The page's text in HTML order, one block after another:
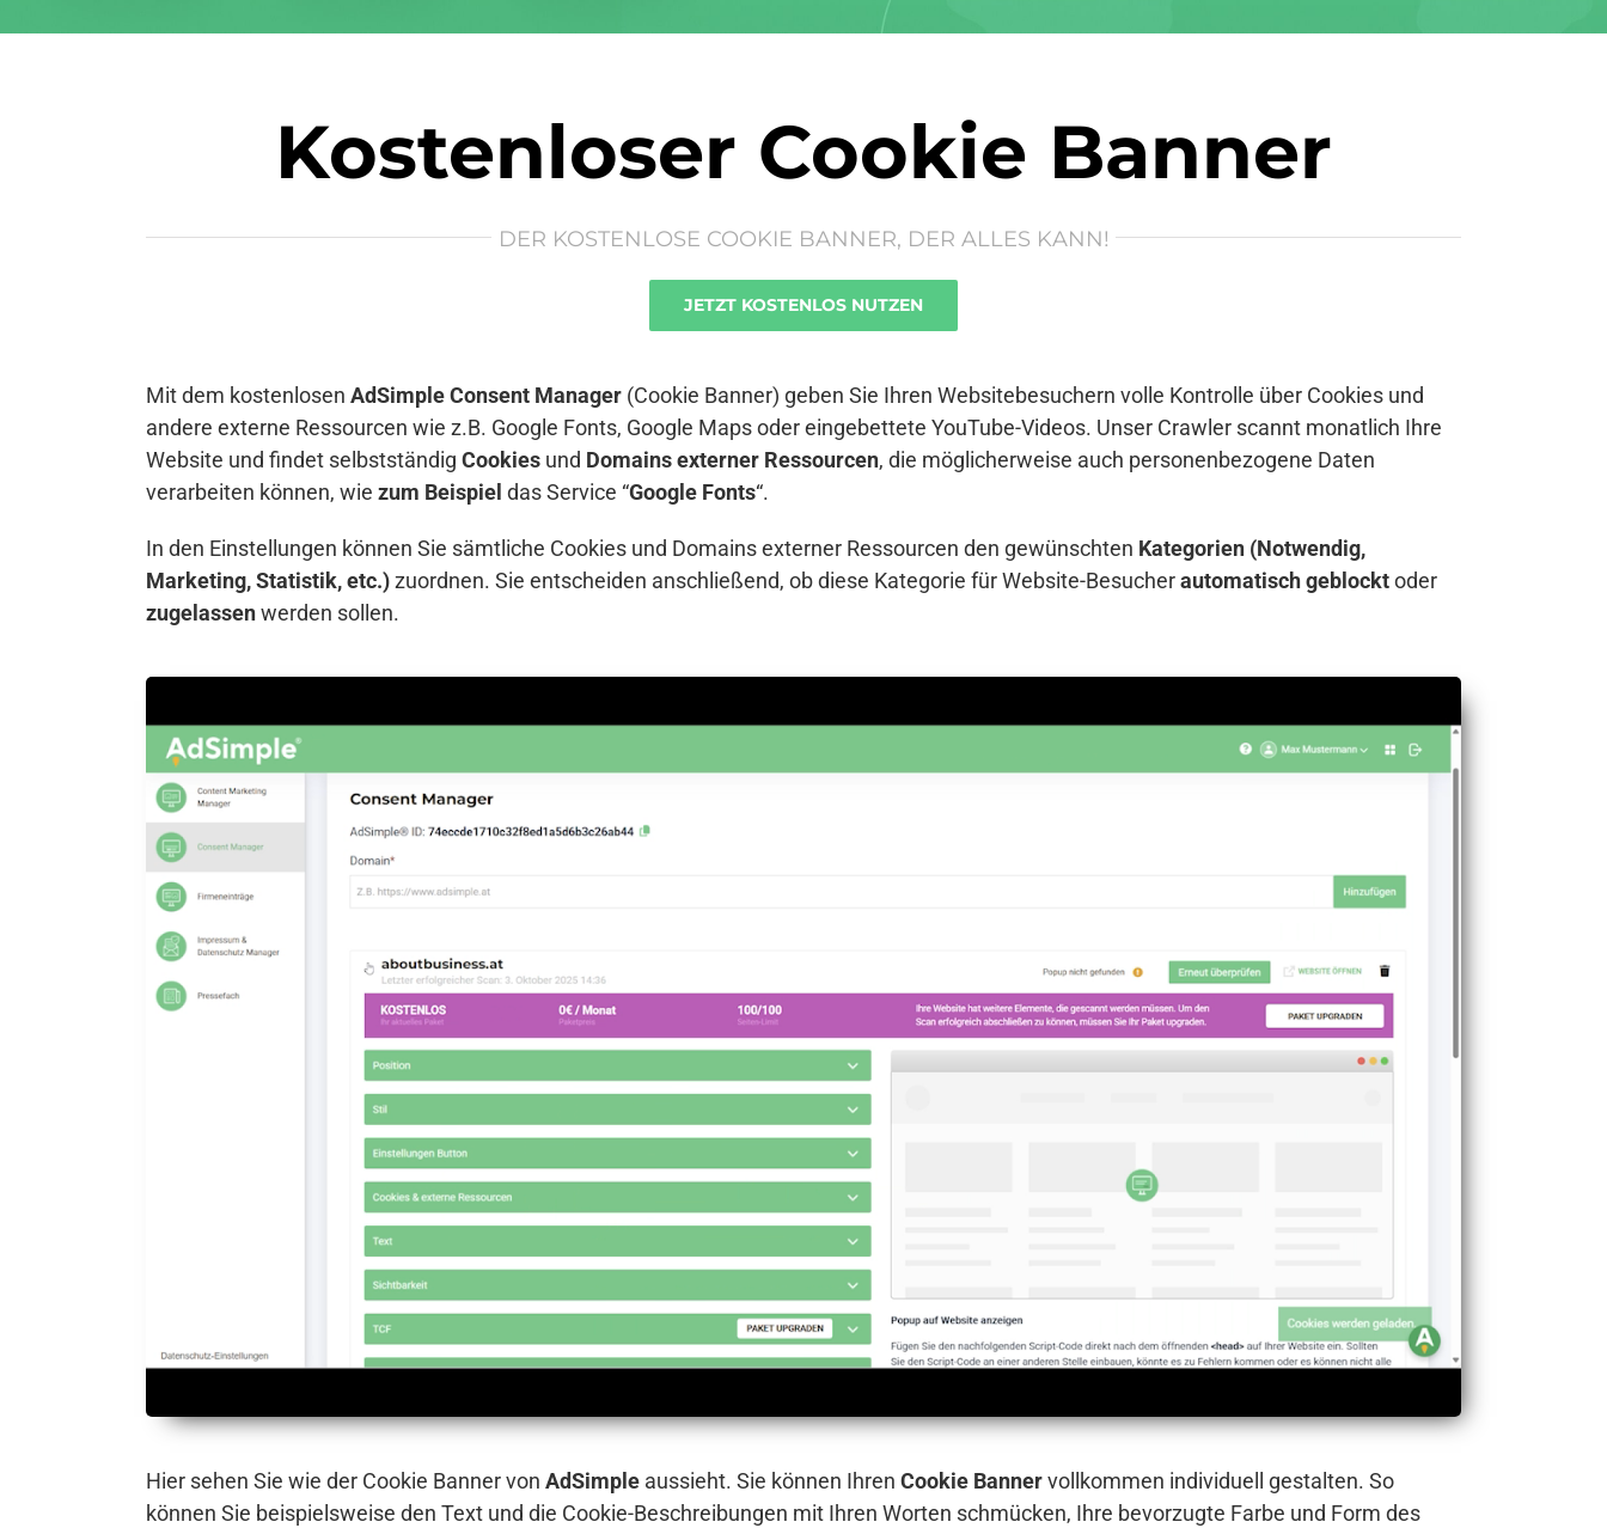
Kostenloser Cookie Banner
DER KOSTENLOSE COOKIE BANNER, DER ALLES KANN!
JETZT KOSTENLOS NUTZEN
Mit dem kostenlosen AdSimple Consent Manager (Cookie Banner) geben Sie Ihren Websitebesuchern volle Kontrolle über Cookies und
andere externe Ressourcen wie z.B. Google Fonts, Google Maps oder eingebettete YouTube-Videos. Unser Crawler scannt monatlich Ihre
Website und findet selbstständig Cookies und Domains externer Ressourcen, die möglicherweise auch personenbezogene Daten
verarbeiten können, wie zum Beispiel das Service “Google Fonts“.
In den Einstellungen können Sie sämtliche Cookies und Domains externer Ressourcen den gewünschten Kategorien (Notwendig,
Marketing, Statistik, etc.)zuordnen. Sie entscheiden anschließend, ob diese Kategorie für Website-Besucherautomatisch geblocktoder
zugelassenwerden sollen.
Hier sehen Sie wie der Cookie Banner von AdSimple aussieht. Sie können Ihren Cookie Bannervollkommen individuell gestalten. So
können Sie beispielsweise den Text und die Cookie-Beschreibungen mit Ihren Worten schmücken, Ihre bevorzugte Farbe und Form des